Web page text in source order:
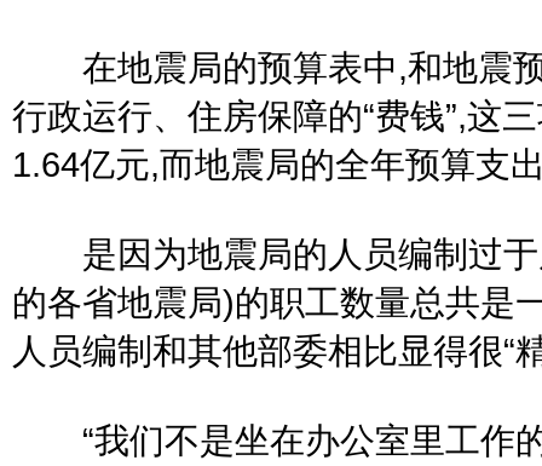
在地震局的预算表中,和地震预
行政运行、住房保障的“费钱”,这
1.64亿元,而地震局的全年预算支
是因为地震局的人员编制过于
的各省地震局)的职工数量总共是
人员编制和其他部委相比显得很“
“我们不是坐在办公室里工作